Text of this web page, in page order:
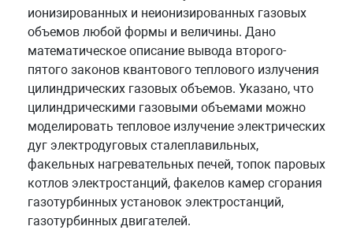
ионизированных и неионизированных газовых
объемов любой формы и величины. Дано
математическое описание вывода второго-
пятого законов квантового теплового излучения
цилиндрических газовых объемов. Указано, что
цилиндрическими газовыми объемами можно
моделировать тепловое излучение электрических
дуг электродуговых сталеплавильных,
факельных нагревательных печей, топок паровых
котлов электростанций, факелов камер сгорания
газотурбинных установок электростанций,
газотурбинных двигателей.